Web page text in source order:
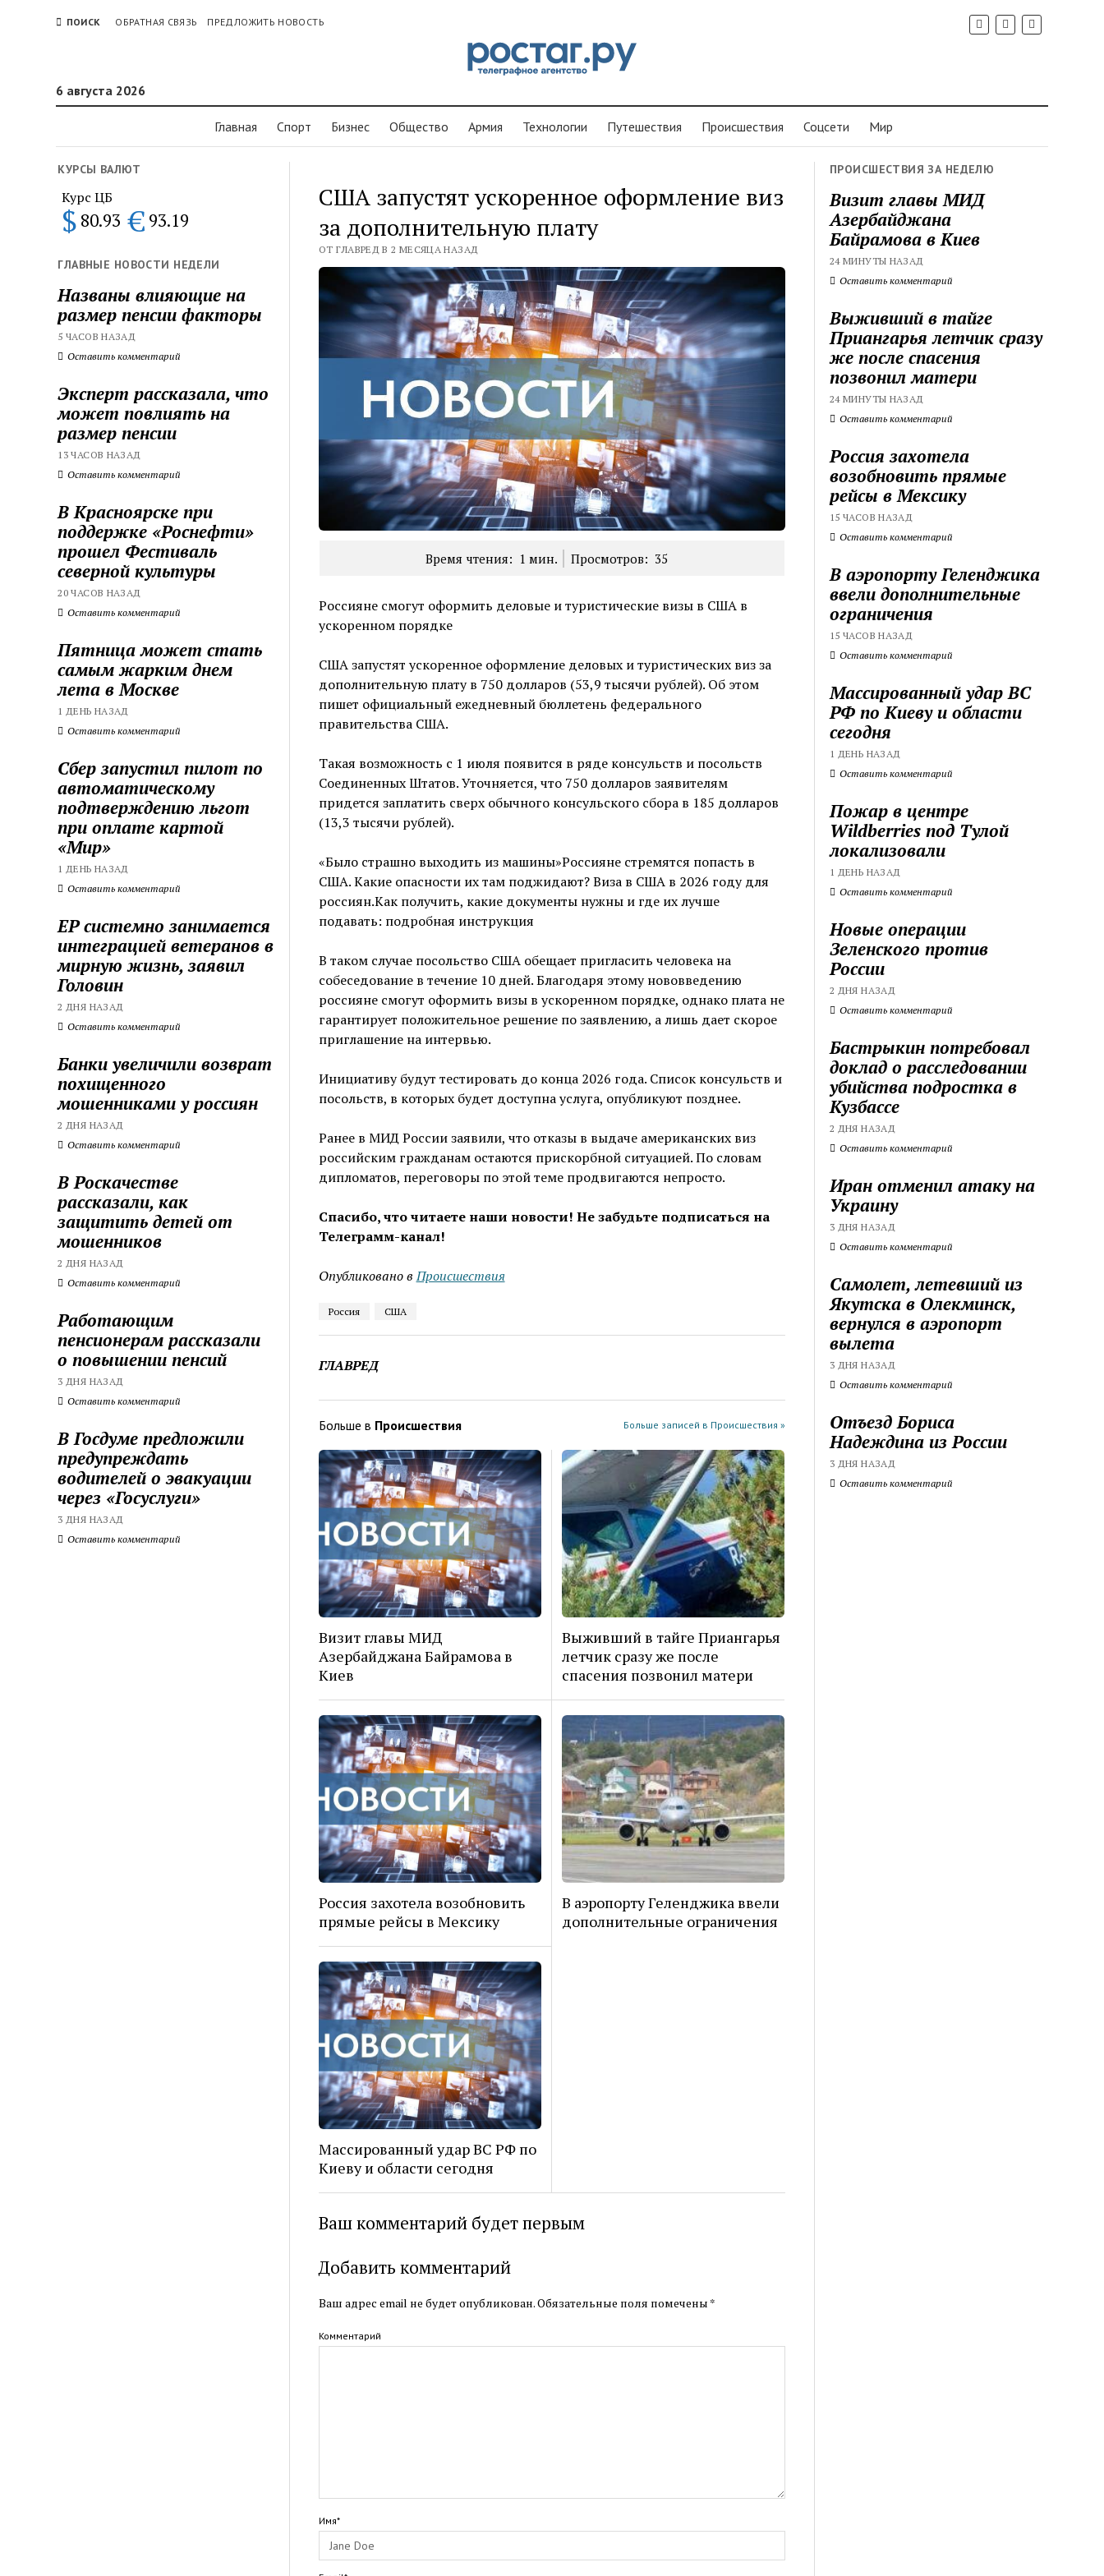
ПОИСК ОБРАТНАЯ СВЯЗЬ ПРЕДЛОЖИТЬ НОВОСТЬ
6 августа 2026
Главная Спорт Бизнес Общество Армия Технологии Путешествия Проиcшествия Соцсети Мир
КУРСЫ ВАЛЮТ
Курс ЦБ
$ 80.93 € 93.19
ГЛАВНЫЕ НОВОСТИ НЕДЕЛИ
Названы влияющие на
размер пенсии факторы
5 ЧАСОВ НАЗАД
Оставить комментарий
Эксперт рассказала, что
может повлиять на
размер пенсии
13 ЧАСОВ НАЗАД
Оставить комментарий
В Красноярске при
поддержке «Роснефти»
прошел Фестиваль
северной культуры
20 ЧАСОВ НАЗАД
Оставить комментарий
Пятница может стать
самым жарким днем
лета в Москве
1 ДЕНЬ НАЗАД
Оставить комментарий
Сбер запустил пилот по
автоматическому
подтверждению льгот
при оплате картой
«Мир»
1 ДЕНЬ НАЗАД
Оставить комментарий
ЕР системно занимается
интеграцией ветеранов в
мирную жизнь, заявил
Головин
2 ДНЯ НАЗАД
Оставить комментарий
Банки увеличили возврат
похищенного
мошенниками у россиян
2 ДНЯ НАЗАД
Оставить комментарий
В Роскачестве
рассказали, как
защитить детей от
мошенников
2 ДНЯ НАЗАД
Оставить комментарий
Работающим
пенсионерам рассказали
о повышении пенсий
3 ДНЯ НАЗАД
Оставить комментарий
В Госдуме предложили
предупреждать
водителей о эвакуации
через «Госуслуги»
3 ДНЯ НАЗАД
Оставить комментарий
США запустят ускоренное оформление виз
за дополнительную плату
ОТ ГЛАВРЕД В 2 МЕСЯЦА НАЗАД
Время чтения: 1 мин. Просмотров: 35
Россияне смогут оформить деловые и туристические визы в США в
ускоренном порядке
США запустят ускоренное оформление деловых и туристических виз за
дополнительную плату в 750 долларов (53,9 тысячи рублей). Об этом
пишет официальный ежедневный бюллетень федерального
правительства США.
Такая возможность с 1 июля появится в ряде консульств и посольств
Соединенных Штатов. Уточняется, что 750 долларов заявителям
придется заплатить сверх обычного консульского сбора в 185 долларов
(13,3 тысячи рублей).
«Было страшно выходить из машины»Россияне стремятся попасть в
США. Какие опасности их там поджидают? Виза в США в 2026 году для
россиян.Как получить, какие документы нужны и где их лучше
подавать: подробная инструкция
В таком случае посольство США обещает пригласить человека на
собеседование в течение 10 дней. Благодаря этому нововведению
россияне смогут оформить визы в ускоренном порядке, однако плата не
гарантирует положительное решение по заявлению, а лишь дает скорое
приглашение на интервью.
Инициативу будут тестировать до конца 2026 года. Список консульств и
посольств, в которых будет доступна услуга, опубликуют позднее.
Ранее в МИД России заявили, что отказы в выдаче американских виз
российским гражданам остаются прискорбной ситуацией. По словам
дипломатов, переговоры по этой теме продвигаются непросто.
Спасибо, что читаете наши новости! Не забудьте подписаться на
Телеграмм-канал!
Опубликовано в Проиcшествия
Россия США
ГЛАВРЕД
Больше в Проиcшествия Больше записей в Проиcшествия »
Визит главы МИД
Азербайджана Байрамова в
Киев
Выживший в тайге Приангарья
летчик сразу же после
спасения позвонил матери
Россия захотела возобновить
прямые рейсы в Мексику
В аэропорту Геленджика ввели
дополнительные ограничения
Массированный удар ВС РФ по
Киеву и области сегодня
Ваш комментарий будет первым
Добавить комментарий
Ваш адрес email не будет опубликован.Обязательные поля помечены *
Комментарий
Имя*
ПРОИСШЕСТВИЯ ЗА НЕДЕЛЮ
Визит главы МИД
Азербайджана
Байрамова в Киев
24 МИНУТЫ НАЗАД
Оставить комментарий
Выживший в тайге
Приангарья летчик сразу
же после спасения
позвонил матери
24 МИНУТЫ НАЗАД
Оставить комментарий
Россия захотела
возобновить прямые
рейсы в Мексику
15 ЧАСОВ НАЗАД
Оставить комментарий
В аэропорту Геленджика
ввели дополнительные
ограничения
15 ЧАСОВ НАЗАД
Оставить комментарий
Массированный удар ВС
РФ по Киеву и области
сегодня
1 ДЕНЬ НАЗАД
Оставить комментарий
Пожар в центре
Wildberries под Тулой
локализовали
1 ДЕНЬ НАЗАД
Оставить комментарий
Новые операции
Зеленского против
России
2 ДНЯ НАЗАД
Оставить комментарий
Бастрыкин потребовал
доклад о расследовании
убийства подростка в
Кузбассе
2 ДНЯ НАЗАД
Оставить комментарий
Иран отменил атаку на
Украину
3 ДНЯ НАЗАД
Оставить комментарий
Самолет, летевший из
Якутска в Олекминск,
вернулся в аэропорт
вылета
3 ДНЯ НАЗАД
Оставить комментарий
Отъезд Бориса
Надеждина из России
3 ДНЯ НАЗАД
Оставить комментарий